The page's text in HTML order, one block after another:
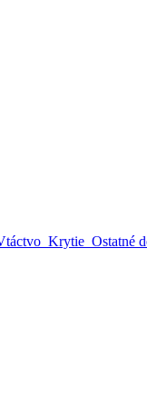
Krytie Ostatné